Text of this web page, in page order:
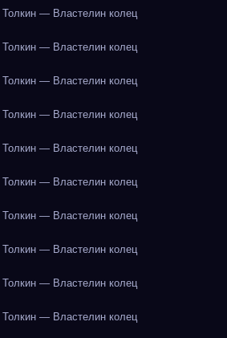
— Властелин колец
— Властелин колец
— Властелин колец
— Властелин колец
— Властелин колец
— Властелин колец
— Властелин колец
— Властелин колец
— Властелин колец
— Властелин колец